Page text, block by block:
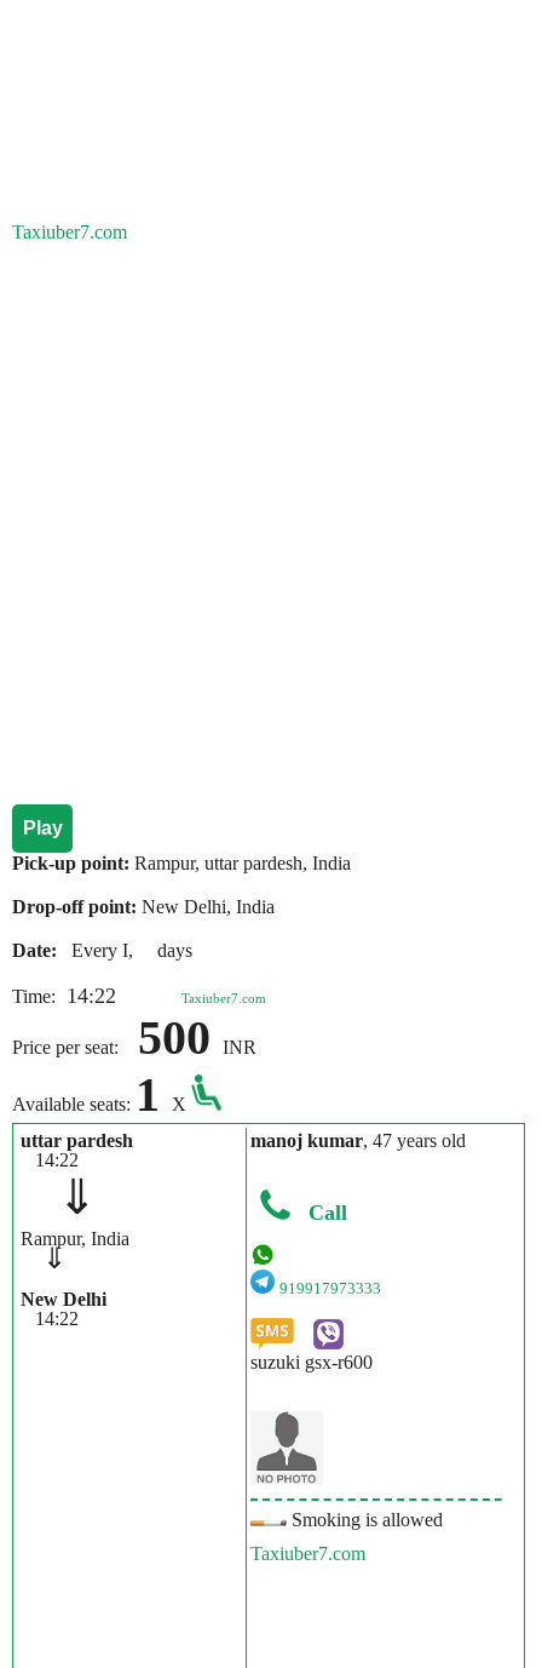
Taxiuber7.com
Play
Pick-up point: Rampur, uttar pardesh, India
Drop-off point: New Delhi, India
Date: Every I, days
Time: 14:22 Taxiuber7.com
Price per seat: 500 INR
Available seats: 1
X
uttar pardesh
14:22
⇓
Rampur, India
⇓
New Delhi
14:22
manoj kumar, 47 years old
Call
919917973333
suzuki gsx-r600
Smoking is allowed
Taxiuber7.com